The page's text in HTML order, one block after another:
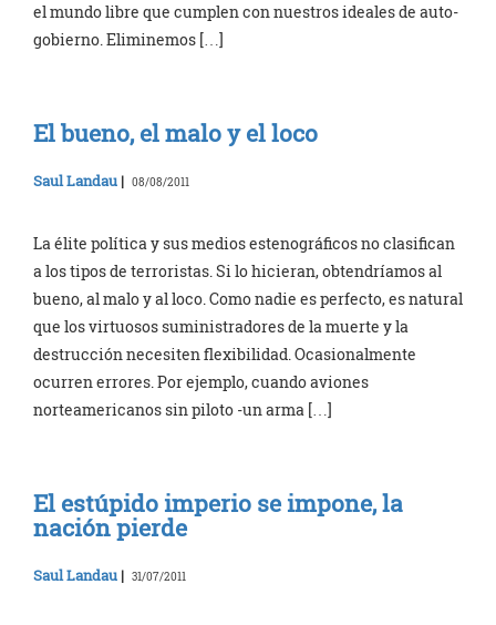
el mundo libre que cumplen con nuestros ideales de auto-
gobierno. Eliminemos […]
El bueno, el malo y el loco
Saul Landau | 08/08/2011
La élite política y sus medios estenográficos no clasifican
a los tipos de terroristas. Si lo hicieran, obtendríamos al
bueno, al malo y al loco. Como nadie es perfecto, es natural
que los virtuosos suministradores de la muerte y la
destrucción necesiten flexibilidad. Ocasionalmente
ocurren errores. Por ejemplo, cuando aviones
norteamericanos sin piloto -un arma […]
El estúpido imperio se impone, la
nación pierde
Saul Landau | 31/07/2011